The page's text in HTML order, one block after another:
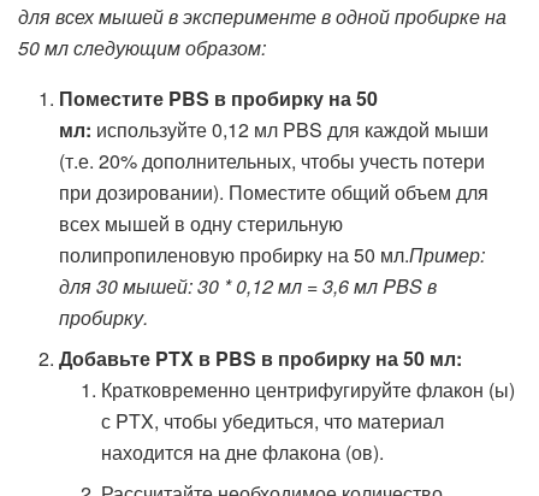
для всех мышей в эксперименте в одной пробирке на
50 мл следующим образом:
Поместите PBS в пробирку на 50
мл: используйте 0,12 мл PBS для каждой мыши
(т.е. 20% дополнительных, чтобы учесть потери
при дозировании). Поместите общий объем для
всех мышей в одну стерильную
полипропиленовую пробирку на 50 мл.Пример:
для 30 мышей: 30 * 0,12 мл = 3,6 мл PBS в
пробирку.
Добавьте PTX в PBS в пробирку на 50 мл:
Кратковременно центрифугируйте флакон (ы)
с PTX, чтобы убедиться, что материал
находится на дне флакона (ов).